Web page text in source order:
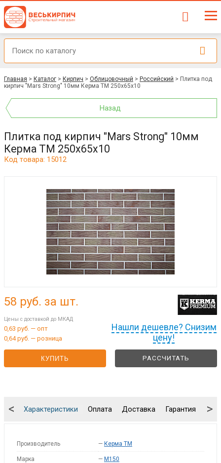
Главная > Каталог > Кирпич > Облицовочный > Российский > Плитка под
кирпич "Mars Strong" 10мм Керма ТМ 250х65х10
Назад
Плитка под кирпич "Mars Strong" 10мм
Керма ТМ 250х65х10
Код товара: 15012
Нашли дешевле? Снизим
цену!
58 руб. за шт.
Цены с доставкой до МКАД
0,63 руб. — опт
0,64 руб. — розница
КУПИТЬ РАССЧИТАТЬ
Характеристики Оплата Доставка Гарантия
< >
Производитель — Керма ТМ
Марка — M150